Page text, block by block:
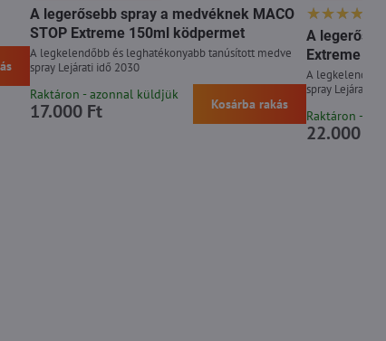
A legerősebb spray a medvéknek MACO
STOP Extreme 150ml ködpermet
A legkelendőbb és leghatékonyabb tanúsított medve
spray Lejárati idő 2030
Raktáron - azonnal küldjük
17.000 Ft Kosárba rakás
A
Extreme
A
spray Lejárati
Raktáron -
22.000 Ft